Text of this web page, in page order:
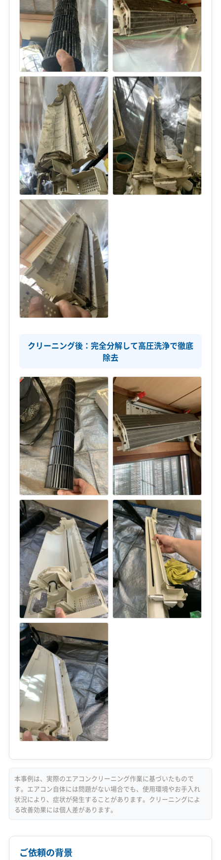
クリーニング後：完全分解して高圧洗浄で徹底
除去
本事例は、実際のエアコンクリーニング作業に基づいたもので
す。エアコン自体には問題がない場合でも、使用環境やお手入れ
状況により、症状が発生することがあります。クリーニングによ
る改善効果には個人差があります。
ご依頼の背景